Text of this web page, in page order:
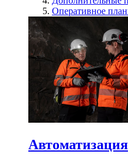
Оперативное
Автоматизация